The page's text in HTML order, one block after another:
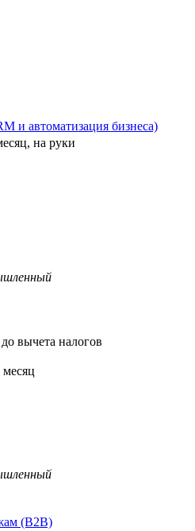
и автоматизация бизнеса)
на руки
до вычета налогов
(B2B)